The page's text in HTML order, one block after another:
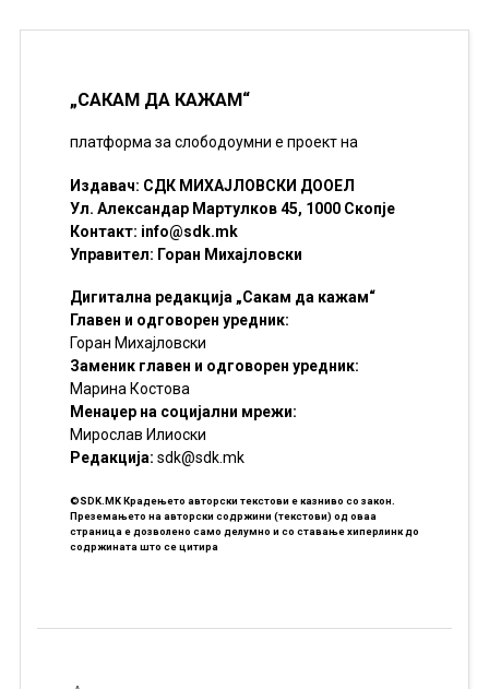
„САКАМ ДА КАЖАМ“
платформа за слободоумни е проект на
Издавач: СДК МИХАЈЛОВСКИ ДООЕЛ
Ул. Александар Мартулков 45, 1000 Скопје
Контакт: info@sdk.mk
Управител: Горан Михајловски
Дигитална редакција „Сакам да кажам“
Главен и одговорен уредник:
Горан Михајловски
Заменик главен и одговорен уредник:
Марина Костова
Менаџер на социјални мрежи:
Мирослав Илиоски
Редакцијa: sdk@sdk.mk
©SDK.MK Крадењето авторски текстови е казниво со закон.
Преземањето на авторски содржини (текстови) од оваа
страница е дозволено само делумно и со ставање хиперлинк до
содржината што се цитира